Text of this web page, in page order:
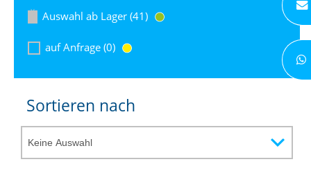
Auswahl ab Lager (41)
auf Anfrage (0)
Sortieren nach